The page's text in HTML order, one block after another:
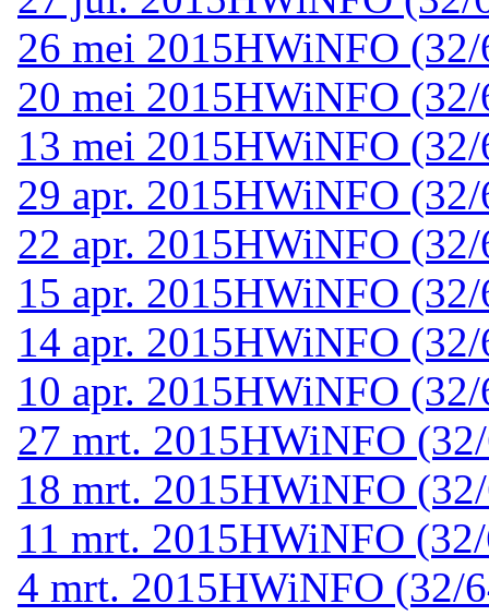
26 mei 2015HWiNFO
20 mei 2015HWiNFO
13 mei 2015HWiNFO
29 apr. 2015HWiNFO
22 apr. 2015HWiNFO
15 apr. 2015HWiNFO
14 apr. 2015HWiNFO
10 apr. 2015HWiNFO
27 mrt. 2015HWiNFO
18 mrt. 2015HWiNFO
11 mrt. 2015HWiNFO
4 mrt. 2015HWiNFO (32/